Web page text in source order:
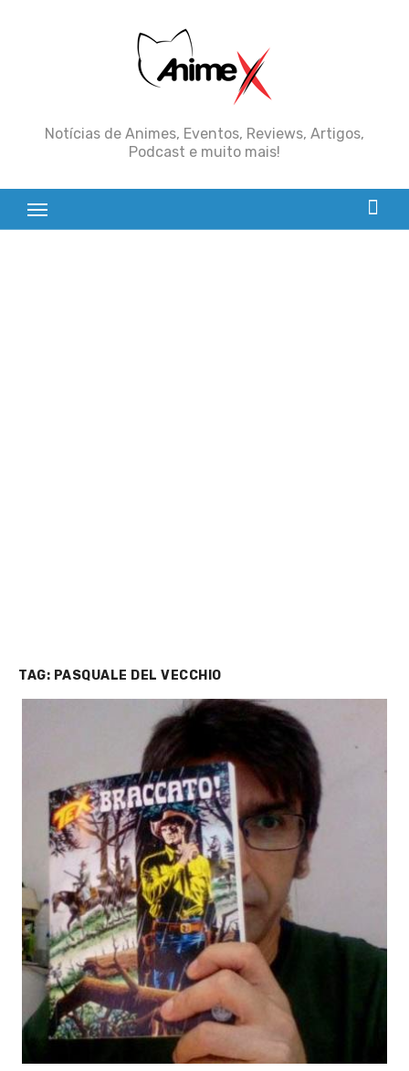
Notícias de Animes, Eventos, Reviews, Artigos,
Podcast e muito mais!
TAG: PASQUALE DEL VECCHIO